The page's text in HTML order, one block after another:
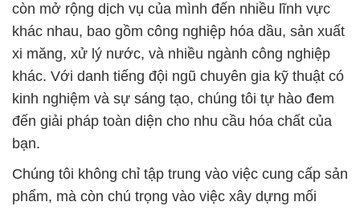
còn mở rộng dịch vụ của mình đến nhiều lĩnh vực
khác nhau, bao gồm công nghiệp hóa dầu, sản xuất
xi măng, xử lý nước, và nhiều ngành công nghiệp
khác. Với danh tiếng đội ngũ chuyên gia kỹ thuật có
kinh nghiệm và sự sáng tạo, chúng tôi tự hào đem
đến giải pháp toàn diện cho nhu cầu hóa chất của
bạn.
Chúng tôi không chỉ tập trung vào việc cung cấp sản
phẩm, mà còn chú trọng vào việc xây dựng mối